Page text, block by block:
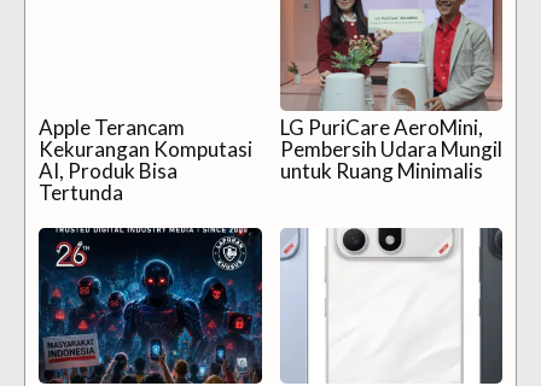
Apple Terancam
Kekurangan Komputasi
AI, Produk Bisa
Tertunda
LG PuriCare AeroMini,
Pembersih Udara Mungil
untuk Ruang Minimalis